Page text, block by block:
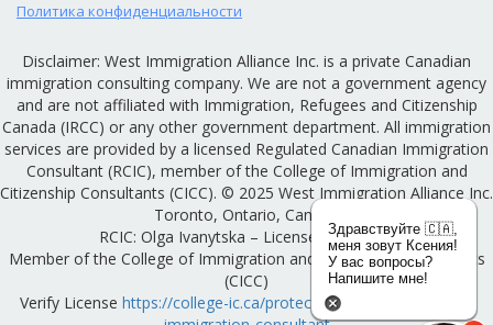
Политика конфиденциальности
Disclaimer: West Immigration Alliance Inc. is a private Canadian
immigration consulting company. We are not a government agency
and are not affiliated with Immigration, Refugees and Citizenship
Canada (IRCC) or any other government department. All immigration
services are provided by a licensed Regulated Canadian Immigration
Consultant (RCIC), member of the College of Immigration and
Citizenship Consultants (CICC). © 2025 West Immigration Alliance Inc.
Toronto, Ontario, Canada
RCIC: Olga Ivanytska – License #R522136
Member of the College of Immigration and Citizenship Consultants
(CICC)
Verify License https://college-ic.ca/protecting-the-public/find-an-
Здравствуйте 🇨🇦,
меня зовут Ксения!
У вас вопросы?
Напишите мне!